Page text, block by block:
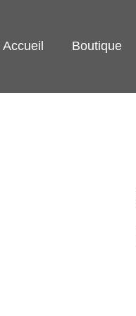
Accueil Boutique